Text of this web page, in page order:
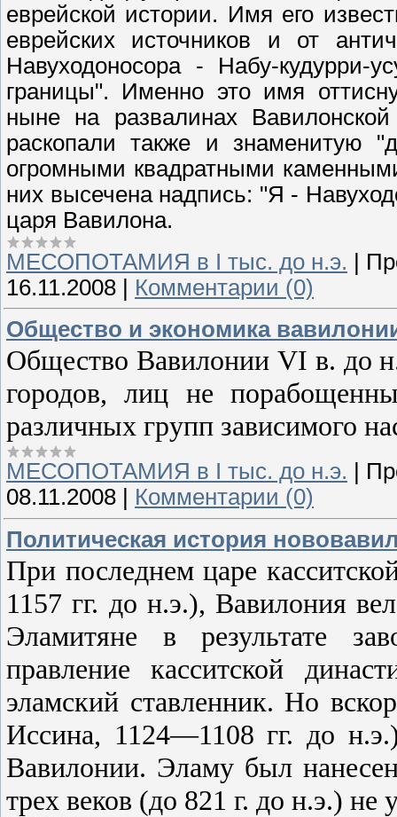
еврейской истории. Имя его
еврейских источников и от
Навуходоносора - Набу-кудурри-
границы". Именно это имя
ныне на развалинах
раскопали также и знаменитую
огромными квадратными
них высечена надпись: "Я -
царя Вавилона.
МЕСОПОТАМИЯ в І тыс. до н.э. |
16.11.2008 | Комментарии (0)
Общество и экономика
Общество Вавилонии VI в. до
городов, лиц не
различных групп зависимого
МЕСОПОТАМИЯ в І тыс. до н.э.
08.11.2008
Комментарии (0)
Политическая история
При последнем царе
1157 гг. до н.э.), Вавилония
Эламитяне в результате
правление касситской
эламский ставленник. Но
Иссина, 1124—1108 гг. до
Вавилонии. Эламу был
трех веков (до 821 г. до н.э.) не